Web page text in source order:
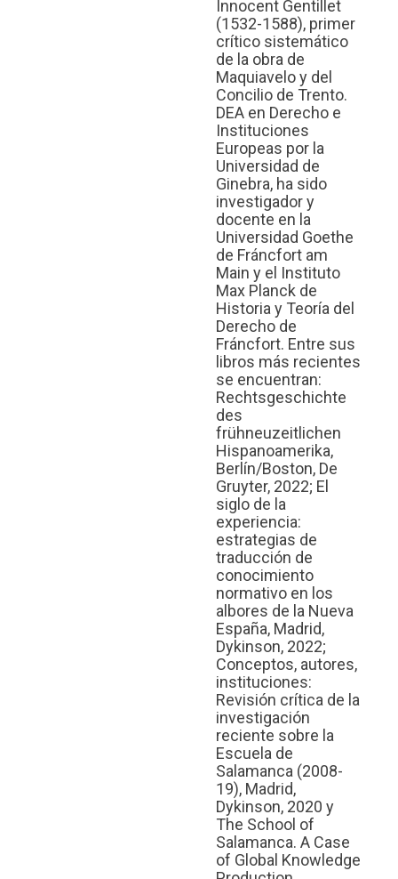
Innocent Gentillet
(1532-1588), primer
crítico sistemático
de la obra de
Maquiavelo y del
Concilio de Trento.
DEA en Derecho e
Instituciones
Europeas por la
Universidad de
Ginebra, ha sido
investigador y
docente en la
Universidad Goethe
de Fráncfort am
Main y el Instituto
Max Planck de
Historia y Teoría del
Derecho de
Fráncfort. Entre sus
libros más recientes
se encuentran:
Rechtsgeschichte
des
frühneuzeitlichen
Hispanoamerika,
Berlín/Boston, De
Gruyter, 2022; El
siglo de la
experiencia:
estrategias de
traducción de
conocimiento
normativo en los
albores de la Nueva
España, Madrid,
Dykinson, 2022;
Conceptos, autores,
instituciones:
Revisión crítica de la
investigación
reciente sobre la
Escuela de
Salamanca (2008-
19), Madrid,
Dykinson, 2020 y
The School of
Salamanca. A Case
of Global Knowledge